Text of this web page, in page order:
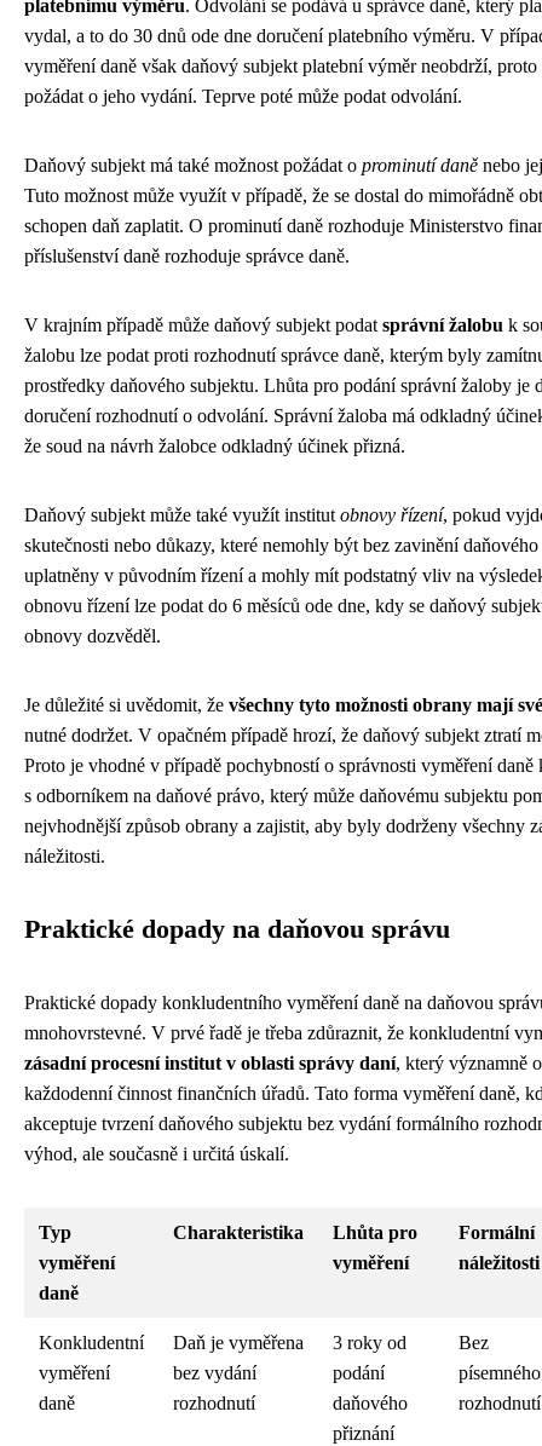
platebnímu výměru. Odvolání se podává u správce daně, který
vydal, a to do 30 dnů ode dne doručení platebního výměru. V
vyměření daně však daňový subjekt platební výměr neobdrží,
požádat o jeho vydání. Teprve poté může podat odvolání.
Daňový subjekt má také možnost požádat o prominutí daně nebo
Tuto možnost může využít v případě, že se dostal do mimořádně
schopen daň zaplatit. O prominutí daně rozhoduje Ministerstvo
příslušenství daně rozhoduje správce daně.
V krajním případě může daňový subjekt podat správní žalobu k
žalobu lze podat proti rozhodnutí správce daně, kterým byly
prostředky daňového subjektu. Lhůta pro podání správní žaloby je
doručení rozhodnutí o odvolání. Správní žaloba má odkladný
že soud na návrh žalobce odkladný účinek přizná.
Daňový subjekt může také využít institut obnovy řízení, pokud
skutečnosti nebo důkazy, které nemohly být bez zavinění
uplatněny v původním řízení a mohly mít podstatný vliv na
obnovu řízení lze podat do 6 měsíců ode dne, kdy se daňový
obnovy dozvěděl.
Je důležité si uvědomit, že všechny tyto možnosti obrany mají
nutné dodržet. V opačném případě hrozí, že daňový subjekt ztratí
Proto je vhodné v případě pochybností o správnosti vyměření daně
s odborníkem na daňové právo, který může daňovému subjektu
nejvhodnější způsob obrany a zajistit, aby byly dodrženy všechny
náležitosti.
Praktické dopady na daňovou správu
Praktické dopady konkludentního vyměření daně na daňovou
mnohovrstevné. V prvé řadě je třeba zdůraznit, že konkludentní
zásadní procesní institut v oblasti správy daní, který významně
každodenní činnost finančních úřadů. Tato forma vyměření daně,
akceptuje tvrzení daňového subjektu bez vydání formálního
výhod, ale současně i určitá úskalí.
Typ
vyměření
daně
Charakteristika
Lhůta pro
vyměření
Formální
náležitosti
Konkludentní
vyměření
daně
Daň je vyměřena
bez vydání
rozhodnutí
3 roky od
podání
daňového
přiznání
Bez
písemného
rozhodnutí